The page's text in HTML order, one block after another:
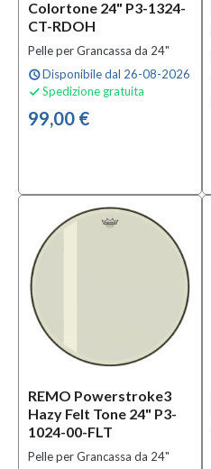
Colortone 24" P3-1324-
CT-RDOH
Pelle per Grancassa da 24"
scheduleDisponibile dal 26-08-2026
 Spedizione gratuita
99,00 €
REMO Powerstroke3
Hazy Felt Tone 24" P3-
1024-00-FLT
Pelle per Grancassa da 24"